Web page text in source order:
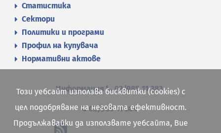
Статистика
Сектори
Политики и програми
Профил на купувача
Нормативни актове
Информация 02/985 11 383
02/985 11 384
Този уебсайт използва бисквитки (cookies) с
цел подобряване на неговата ефективност.
Продължавайки да използвате уебсайта, Вие